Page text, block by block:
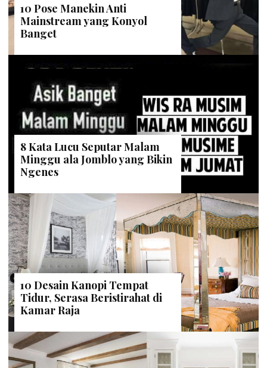
10 Pose Manekin Anti
Mainstream yang Konyol
Banget
8 Kata Lucu Seputar Malam
Minggu ala Jomblo yang Bikin
Ngenes
10 Desain Kanopi Tempat
Tidur, Serasa Beristirahat di
Kamar Raja